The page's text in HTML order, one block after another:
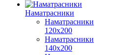
Наматрасники
Наматрасники
120х200
Наматрасники
140х200